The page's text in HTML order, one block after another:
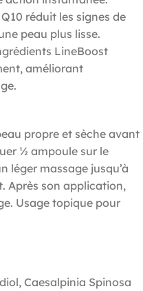
réduit les signes de
peau plus lisse.
LineBoost
améliorant
propre et sèche avant
½ ampoule sur le
léger massage jusqu’à
Après son application,
Usage topique pour
Caesalpinia Spinosa